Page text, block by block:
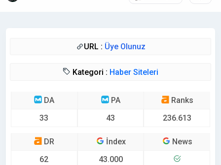
URL : Üye Olunuz
Kategori : Haber Siteleri
DA
33
PA
43
Ranks
236.613
DR
62
İndex
43.000
News